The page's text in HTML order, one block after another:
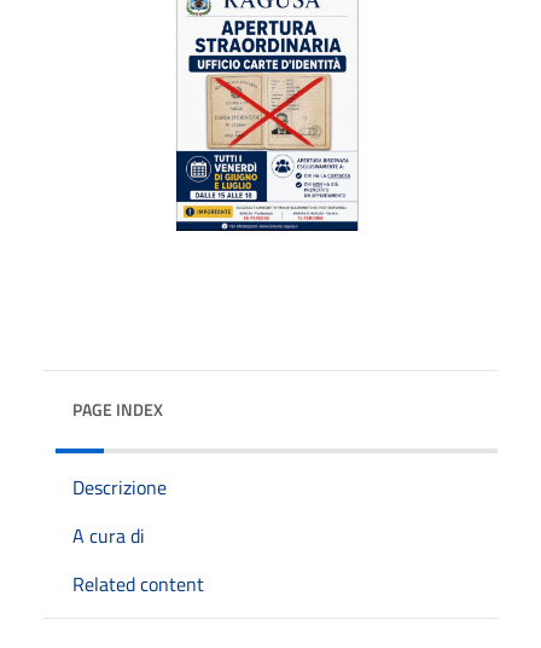
PAGE INDEX
Descrizione
A cura di
Related content